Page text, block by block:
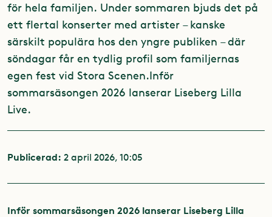
för hela familjen. Under sommaren bjuds det på
ett flertal konserter med artister – kanske
särskilt populära hos den yngre publiken – där
söndagar får en tydlig profil som familjernas
egen fest vid Stora Scenen. Inför
sommarsäsongen 2026 lanserar Liseberg Lilla
Live.
Publicerad: 2 april 2026, 10:05
Inför sommarsäsongen 2026 lanserar Liseberg Lilla